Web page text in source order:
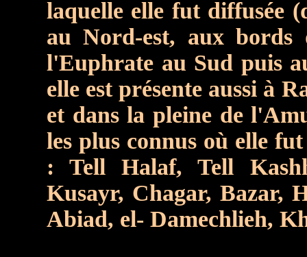
laquelle elle fut diffusée
au Nord-est, aux bords
l'Euphrate au Sud puis
elle est présente aussi à
et dans la pleine de
les plus connus où elle
: Tell Halaf, Tell
Kusayr, Chagar, Bazar,
Abiad, el- Damechlieh,